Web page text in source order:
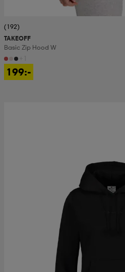
(192)
TAKEOFF
Basic Zip Hood W
199:-